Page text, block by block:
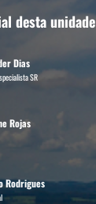
desta unidade
Dias
SR
Rojas
Rodrigues